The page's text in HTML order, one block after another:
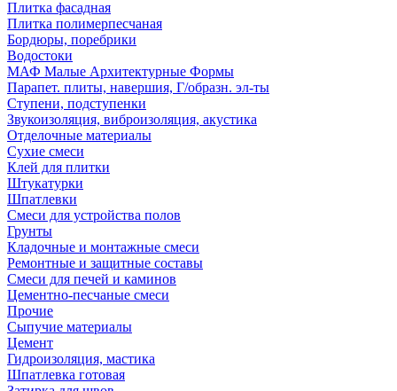
Плитка фасадная
Плитка полимерпесчаная
Бордюры, поребрики
Водостоки
МАФ Малые Архитектурные Формы
Парапет. плиты, навершия, Г/образн. эл-ты
Ступени, подступенки
Звукоизоляция, виброизоляция, акустика
Отделочные материалы
Сухие смеси
Клей для плитки
Штукатурки
Шпатлевки
Смеси для устройства полов
Грунты
Кладочные и монтажные смеси
Ремонтные и защитные составы
Смеси для печей и каминов
Цементно-песчаные смеси
Прочие
Сыпучие материалы
Цемент
Гидроизоляция, мастика
Шпатлевка готовая